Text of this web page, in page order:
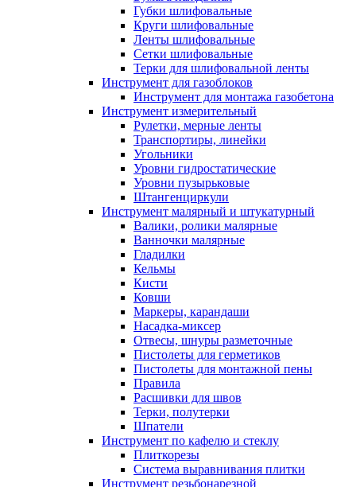
Губки шлифовальные
Круги шлифовальные
Ленты шлифовальные
Сетки шлифовальные
Терки для шлифовальной ленты
Инструмент для газоблоков
Инструмент для монтажа газобетона
Инструмент измерительный
Рулетки, мерные ленты
Транспортиры, линейки
Угольники
Уровни гидростатические
Уровни пузырьковые
Штангенциркули
Инструмент малярный и штукатурный
Валики, ролики малярные
Ванночки малярные
Гладилки
Кельмы
Кисти
Ковши
Маркеры, карандаши
Насадка-миксер
Отвесы, шнуры разметочные
Пистолеты для герметиков
Пистолеты для монтажной пены
Правила
Расшивки для швов
Терки, полутерки
Шпатели
Инструмент по кафелю и стеклу
Плиткорезы
Система выравнивания плитки
Инструмент резьбонарезной